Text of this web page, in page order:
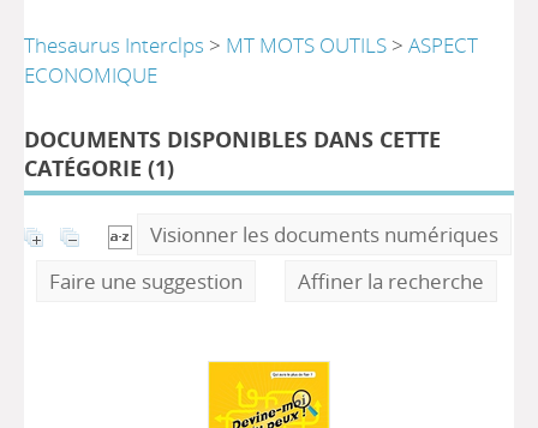
Thesaurus Interclps > MT MOTS OUTILS > ASPECT
ECONOMIQUE
DOCUMENTS DISPONIBLES DANS CETTE
CATÉGORIE (1)
Visionner les documents numériques
Faire une suggestion
Affiner la recherche